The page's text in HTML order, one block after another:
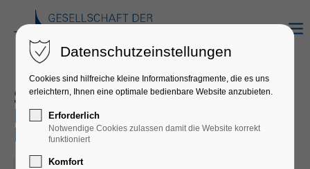
STUTTGARTER LIEDERHALLE -
KONZERT RACHMANINOW/
MUSSORGSKI
Datenschutzeinstellungen
Cookies sind hilfreiche kleine Informationsfragmente, die es uns
erleichtern, Ihnen eine optimale bedienbare Website anzubieten.
Erforderlich
Notwendige Cookies zulassen damit die Website korrekt
funktioniert
Komfort